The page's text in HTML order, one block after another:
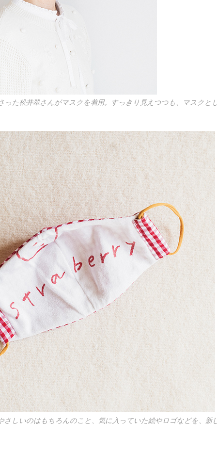
った松井翠さんがマスクを着用。すっきり見えつつも、マスクと
さしいのはもちろんのこと、気に入っていた絵やロゴなどを、新